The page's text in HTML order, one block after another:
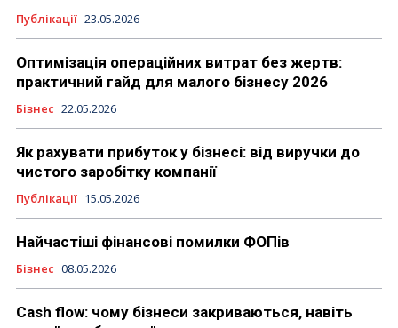
Публікації 23.05.2026
Оптимізація операційних витрат без жертв:
практичний гайд для малого бізнесу 2026
Бізнес 22.05.2026
Як рахувати прибуток у бізнесі: від виручки до
чистого заробітку компанії
Публікації 15.05.2026
Найчастіші фінансові помилки ФОПів
Бізнес 08.05.2026
Cash flow: чому бізнеси закриваються, навіть